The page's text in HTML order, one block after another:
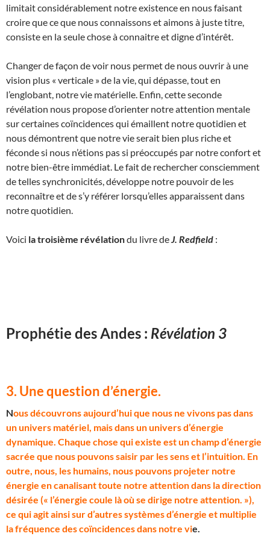
limitait considérablement notre existence en nous faisant
croire que ce que nous connaissons et aimons à juste titre,
consiste en la seule chose à connaitre et digne d’intérêt.
Changer de façon de voir nous permet de nous ouvrir à une
vision plus « verticale » de la vie, qui dépasse, tout en
l’englobant, notre vie matérielle. Enfin, cette seconde
révélation nous propose d’orienter notre attention mentale
sur certaines coïncidences qui émaillent notre quotidien et
nous démontrent que notre vie serait bien plus riche et
féconde si nous n’étions pas si préoccupés par notre confort et
notre bien-être immédiat. Le fait de rechercher consciemment
de telles synchronicités, développe notre pouvoir de les
reconnaître et de s’y référer lorsqu’elles apparaissent dans
notre quotidien.
Voici la troisième révélationdu livre de J. Redfield :
Prophétie des Andes : Révélation 3
3. Une question d’énergie.
Nous découvrons aujourd’hui que nous ne vivons pas dans
un univers matériel, mais dans un univers d’énergie
dynamique. Chaque chose qui existe est un champ d’énergie
sacrée que nous pouvons saisir par les sens et l’intuition. En
outre, nous, les humains, nous pouvons projeter notre
énergie en canalisant toute notre attention dans la direction
désirée (« l’énergie coule là où se dirige notre attention. »),
ce qui agit ainsi sur d’autres systèmes d’énergie et multiplie
la fréquence des coïncidences dans notre vie.